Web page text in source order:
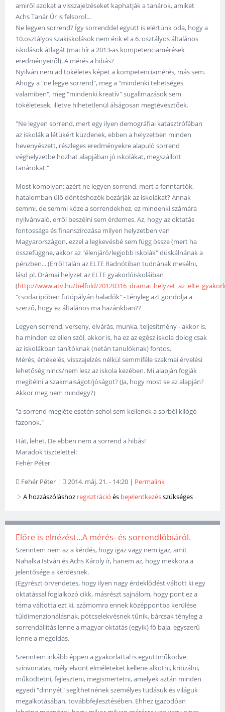
amiről azokat a visszajelzéseket kaphatják a tanárok, amiket
Achs Tanár Úr is felsorol...
Ne legyen sorrend? Így sorrenddel együtt is elértünk oda, hogy a
10.osztályos szakiskolások nem érik el a 6. osztályos általános
iskolások átlagát (mai hír a 2013-as kompetenciamérések
eredményeiről). A mérés a hibás?
Nyilván nem ad tökéletes képet a kompetenciamérés, más sem.
Ahogy a "ne legye sorrend", meg a "mindenki tehetséges
valamiben", meg "mindenki kreatív" sugallmazások sem
tökéletesek, illetve hihetetlenül álságosan megtévesztőek.
"Ne legyen sorrend, mert egy ilyen demográfiai katasztrófában
az iskolák a létükért küzdenek, ebben a helyzetben minden
hevenyészett, részleges eredményekre alapuló sorrend
véghelyzetbe hozhat alapjában jó iskolákat, megszállott
tanárokat."
Most komolyan: azért ne legyen sorrend, mert a fenntartók,
hatalomban ülő döntéshozók bezárják az iskolákat? Annak
semmi, de semmi köze a sorrendekhez, ez mindenki számára
nyilvánvaló, erről beszélni sem érdemes. Az, hogy az oktatás
fontossága és finanszírozása milyen helyzetben van
Magyarországon, ezzel a legkevésbé sem függ össze (mert ha
összefüggne, akkor az "élenjáró/legjobb iskolák" dúskálnának a
pénzben... (Erről talán az ELTE Radnótiban tudnának mesélni,
lásd pl. Drámai helyzet az ELTE gyakorlóiskoláiban
(http://www.atv.hu/belfold/
"csodacipőben futópályán haladók" - tényleg azt gondolja a
szerző, hogy ez általános ma hazánkban??
Legyen sorrend, verseny, elvárás, munka, teljesítmény - akkor is,
ha minden ez ellen szól, akkor is, ha ez az egész iskola dolog csak
az iskolákban tanítóknak (netán tanulóknak) fontos.
Mérés, értékelés, visszajelzés nélkül semmiféle szakmai érvelési
lehetőség nincs/nem lesz az iskola kezében. Mi alapján fogják
megítélni a szakmaiságot/jóságot? (Ja, hogy most se az alapján?
Akkor meg nem mindegy?)
"a sorrend megléte esetén sehol sem kellenek a sorból kilógó
fazonok."
Hát, lehet. De ebben nem a sorrend a hibás!
Maradok tisztelettel:
Fehér Péter
Fehér Péter | 2014. máj. 21. - 14:20 | Permalink
A hozzászóláshoz regisztráció és bejelentkezésszükséges
Előre is elnézést...A mérés- és sorrendfóbiáról.
Szerintem nem az a kérdés, hogy igaz vagy nem igaz, amit
Nahalka István és Achs Károly ír, hanem az, hogy mekkora a
jelentősége a kérdésnek.
(Egyrészt örvendetes, hogy ilyen nagy érdeklődést váltott ki egy
oktatással foglalkozó cikk, másrészt sajnálom, hogy pont ez a
téma váltotta ezt ki, számomra ennek középpontba kerülése
túldimenzionálásnak, pótcselekvésnek tűnik, bárcsak tényleg a
sorrendállítás lenne a magyar oktatás (egyik) fő baja, egyszerű
lenne a megoldás.
Szerintem inkább éppen a gyakorlattal is együttműködve
színvonalas, mély elvont elméleteket kellene alkotni, kritizálni,
működtetni, fejleszteni, megismertetni, amelyek aztán minden
egyedi "dinnyét" segíthetnének személyes tudásuk és világuk
megalkotásában, továbbfejlesztésében. Ehhez igazodóan